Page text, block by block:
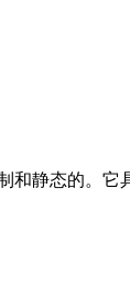
静态的。它